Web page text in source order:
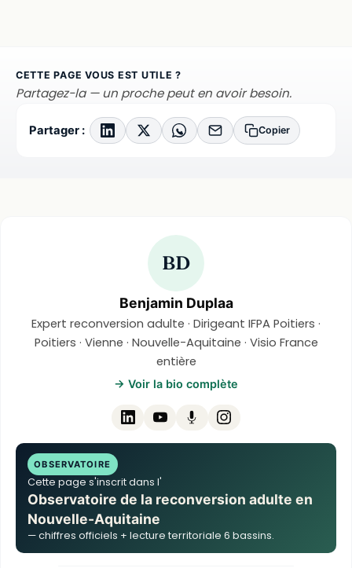
CETTE PAGE VOUS EST UTILE ?
Partagez-la — un proche peut en avoir besoin.
Partager : Copier
BD
Benjamin Duplaa
Expert reconversion adulte · Dirigeant IFPA Poitiers ·
Poitiers · Vienne · Nouvelle-Aquitaine · Visio France
entière
→ Voir la bio complète
OBSERVATOIRE
Cette page s'inscrit dans l'
Observatoire de la reconversion adulte en
Nouvelle-Aquitaine
— chiffres officiels + lecture territoriale 6 bassins.